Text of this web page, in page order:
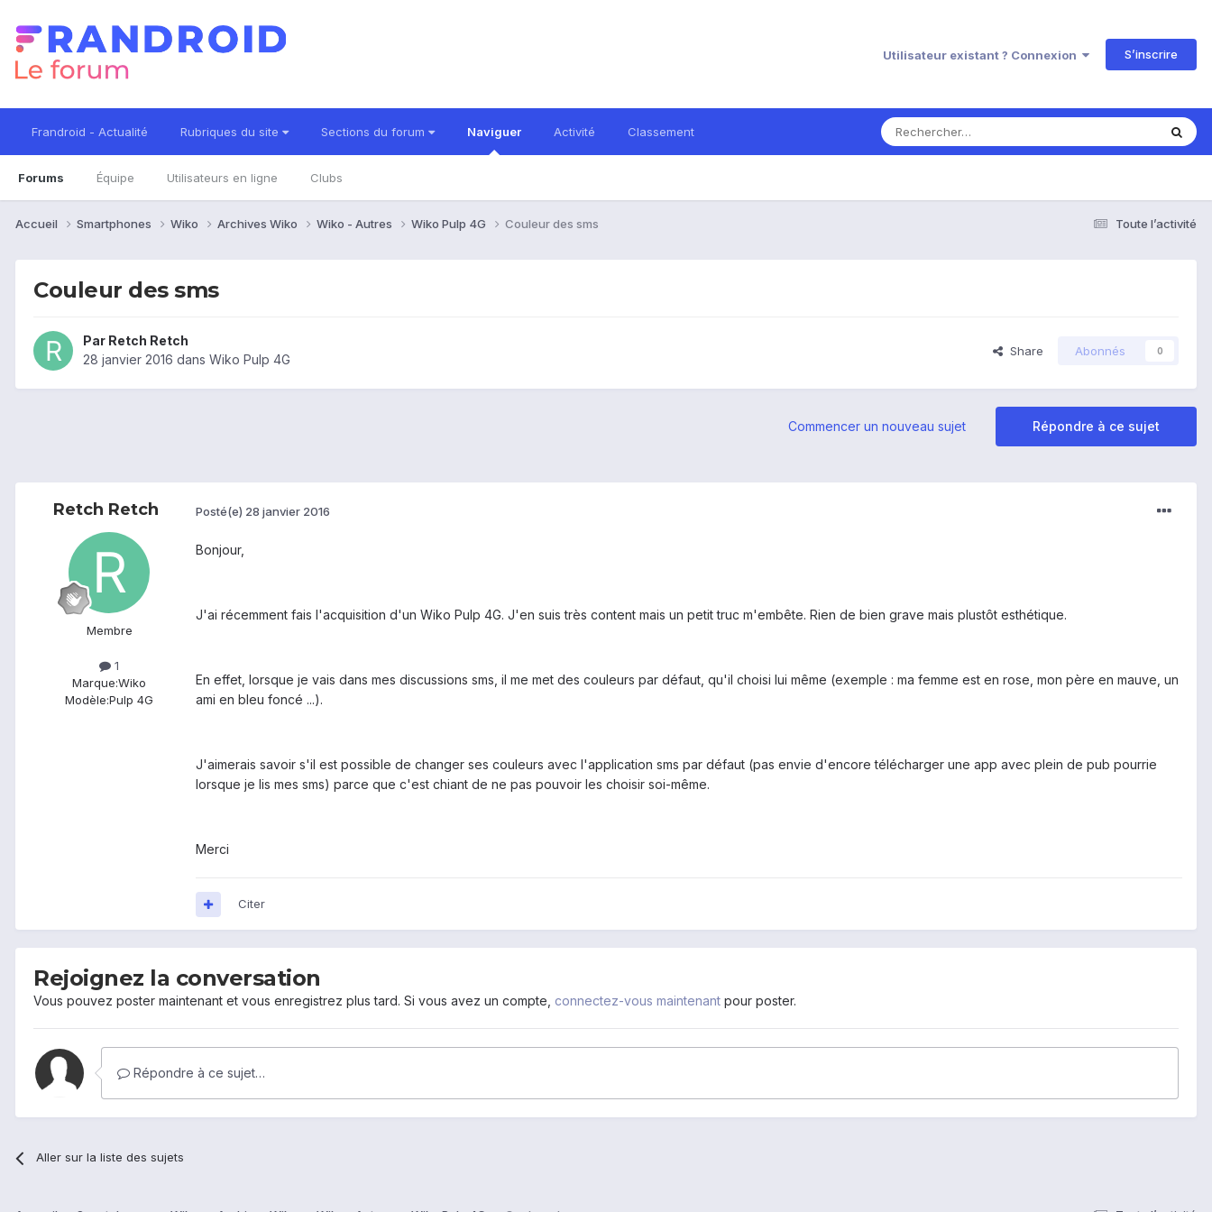
Utilisateur existant ? Connexion S’inscrire
Frandroid - Actualité Rubriques du site Sections du forum Naviguer
Forums Équipe Utilisateurs en ligne Clubs
Activité Classement
Toute l’activité
Accueil Smartphones Wiko Archives Wiko Wiko - Autres Wiko Pulp 4G Couleur des sms
Couleur des sms
Par Retch Retch
28 janvier 2016 dans Wiko Pulp 4G
Share Abonnés 0
Répondre à ce sujet
Commencer un nouveau sujet
Retch Retch
Membre
1
Marque:Wiko
Modèle:Pulp 4G
Posté(e) 28 janvier 2016
Bonjour,
J'ai récemment fais l'acquisition d'un Wiko Pulp 4G. J'en suis très content mais un petit truc m'embête. Rien de bien grave mais plustôt esthétique.
En effet, lorsque je vais dans mes discussions sms, il me met des couleurs par défaut, qu'il choisi lui même (exemple : ma femme est en rose, mon père en mauve, un
ami en bleu foncé ...).
J'aimerais savoir s'il est possible de changer ses couleurs avec l'application sms par défaut (pas envie d'encore télécharger une app avec plein de pub pourrie
lorsque je lis mes sms) parce que c'est chiant de ne pas pouvoir les choisir soi-même.
Merci
Citer
Rejoignez la conversation
Vous pouvez poster maintenant et vous enregistrez plus tard. Si vous avez un compte, connectez-vous maintenant pour poster.
Répondre à ce sujet…
Aller sur la liste des sujets